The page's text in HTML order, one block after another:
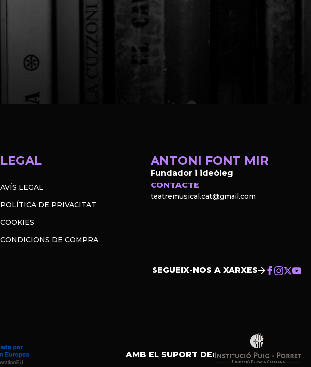
LEGAL
AVÍS LEGAL
POLÍTICA DE PRIVACITAT
COOKIES
CONDICIONS DE COMPRA
ANTONI FONT MIR
Fundador i ideòleg
CONTACTE
teatremusical.cat@gmail.com
SEGUEIX-NOS A XARXES
AMB EL SUPORT DE: